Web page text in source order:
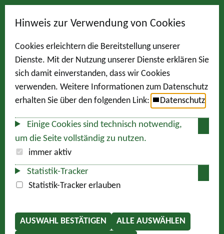
Hinweis zur Verwendung von Cookies
Cookies erleichtern die Bereitstellung unserer
Dienste. Mit der Nutzung unserer Dienste erklären Sie
sich damit einverstanden, dass wir Cookies
verwenden. Weitere Informationen zum Datenschutz
erhalten Sie über den folgenden Link:
Datenschutz
Einige Cookies sind technisch notwendig,
um die Seite vollständig zu nutzen.
immer aktiv
Statistik-Tracker
Statistik-Tracker erlauben
AUSWAHL BESTÄTIGEN
ALLE AUSWÄHLEN